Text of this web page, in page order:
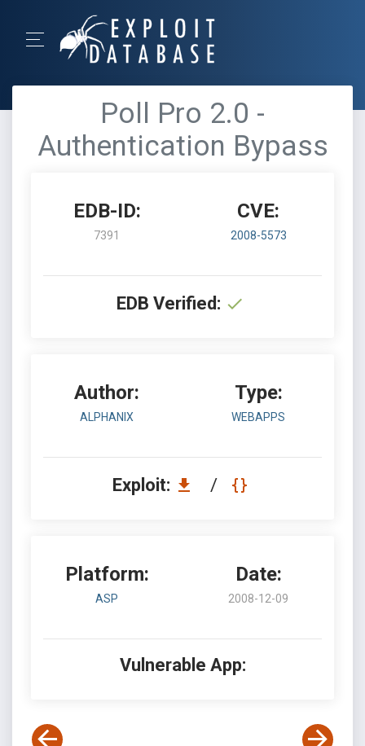
Poll Pro 2.0 -
Authentication Bypass
EDB-ID:
7391
CVE:
2008-5573
EDB Verified:
Author:
ALPHANIX
Type:
WEBAPPS
Exploit: /
Platform:
ASP
Date:
2008-12-09
Vulnerable App: